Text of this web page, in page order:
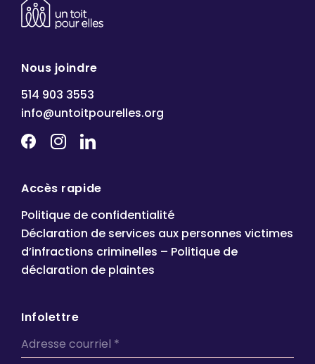
Nous joindre
514 903 3553
info@untoitpourelles.org
Accès rapide
Politique de confidentialité
Déclaration de services aux personnes victimes
d’infractions criminelles – Politique de
déclaration de plaintes
Infolettre